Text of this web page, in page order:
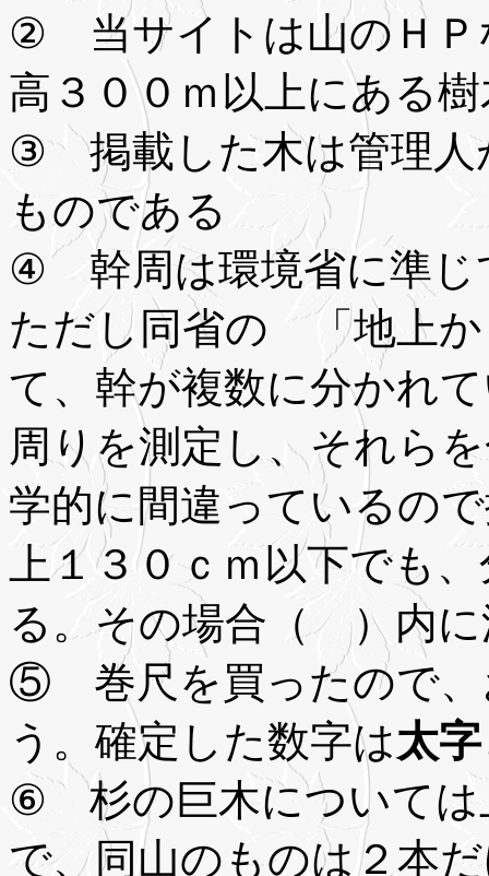
② 当サイトは山のＨＰ
高３００ｍ以上にある
③ 掲載した木は管理人
ものである
④ 幹周は環境省に準じ
ただし同省の 「地上か
て、幹が複数に分かれ
周りを測定し、それら
学的に間違っているの
上１３０ｃｍ以下でも
る。その場合（ ）内に
⑤ 巻尺を買ったので、
う。確定した数字は太字
⑥ 杉の巨木については
で、同山のものは２本